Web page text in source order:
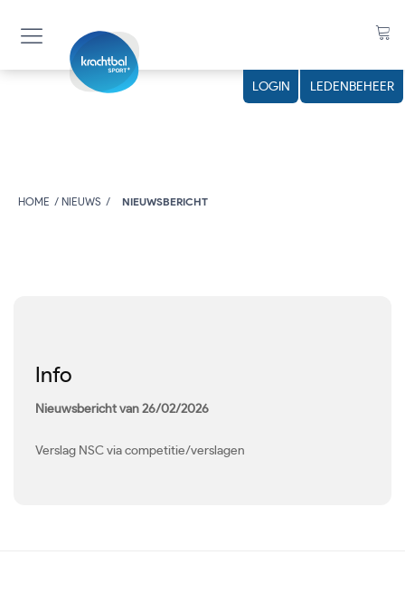
LOGIN LEDENBEHEER
HOME NIEUWS NIEUWSBERICHT
Info
Nieuwsbericht van 26/02/2026
Verslag NSC via competitie/verslagen